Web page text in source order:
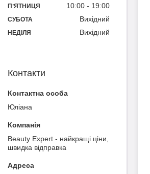
ПʼЯТНИЦЯ 10:00 19:00
СУБОТА Вихідний
НЕДІЛЯ Вихідний
Контакти
Юліана
Beauty Expert - найкращі ціни,
швидка відправка